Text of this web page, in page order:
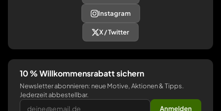
Instagram
X / Twitter
10 % Willkommensrabatt sichern
Newsletter abonnieren: neue Motive, Aktionen & Tipps.
Jederzeit abbestellbar.
Anmelden